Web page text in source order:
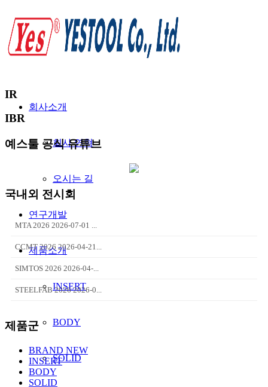
회사소개
회사 연혁
오시는 길
연구개발
제품소개
INSERT
BODY
SOLID
IR
IBR
예스툴 공식 유튜브
국내외 전시회
MTA 2026 2026-07-01 ...
CCMT 2026 2026-04-21...
SIMTOS 2026 2026-04-...
STEELFAB 2026 2026-0...
제품군
BRAND NEW
INSERT
BODY
SOLID